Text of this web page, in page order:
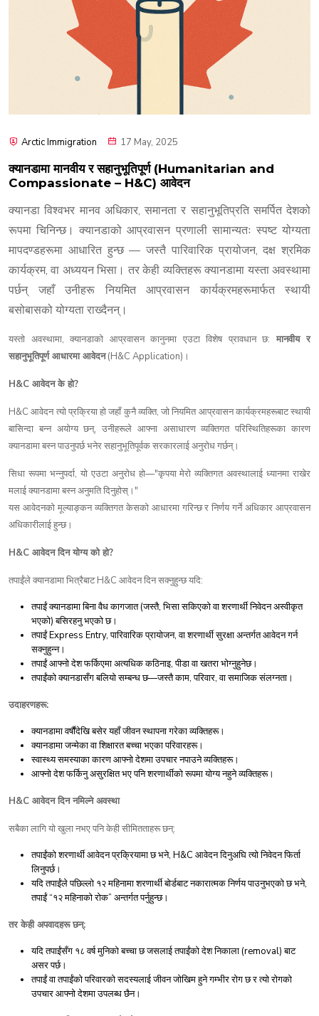
Arctic Immigration 17 May, 2025
क्यानडामा मानवीय र सहानुभूतिपूर्ण (Humanitarian and
Compassionate – H&C) आवेदन
क्यानडा विश्वभर मानव अधिकार, समानता र सहानुभूतिप्रति समर्पित देशको
रूपमा चिनिन्छ। क्यानडाको आप्रवासन प्रणाली सामान्यतः स्पष्ट योग्यता
मापदण्डहरूमा आधारित हुन्छ— जस्तै पारिवारिक प्रायोजन,दक्ष श्रमिक
कार्यक्रम,वा अध्ययन भिसा। तर केही व्यक्तिहरू क्यानडामा यस्ता अवस्थामा
पर्छन्
जहाँ उनीहरू नियमित आप्रवासन कार्यक्रमहरूमार्फत
स्थायी
बसोबासको योग्यता राख्दैनन्।
यस्तो अवस्थामा, क्यानडाको आप्रवासन कानुनमा एउटा विशेष प्रावधान छ: मानवीय
र
सहानुभूतिपूर्ण आधारमा आवेदन(H&C Application) ।
H&C आवेदन के हो?
H&Cआवेदन त्यो प्रक्रिया हो जहाँ कुनै व्यक्ति, जो नियमित आप्रवासन कार्यक्रमहरूबाट स्थायी
बासिन्दा बन्न अयोग्य छन्,उनीहरूले आफ्ना असाधारण व्यक्तिगत परिस्थितिहरूका कारण
क्यानडामा बस्न पाउनुपर्छ भनेर सहानुभूतिपूर्वक सरकारलाई अनुरोध गर्छन्।
सिधा रूपमा भन्नुपर्दा, यो एउटा अनुरोध हो—"कृपया मेरो व्यक्तिगत अवस्थालाई ध्यानमा राखेर
मलाई क्यानडामा बस्न अनुमति दिनुहोस्। "
यस आवेदनको मूल्याङ्कन व्यक्तिगत केसको आधारमा गरिन्छ र निर्णय गर्ने अधिकार आप्रवासन
अधिकारीलाई हुन्छ।
H&C आवेदन दिन योग्य को हो?
तपाईंले क्यानडामा भित्रैबाटH&C आवेदन दिन सक्नुहुन्छ यदि:
तपाईं क्यानडामा बिना वैध कागजात(जस्तै,भिसा सकिएको वा शरणार्थी निवेदन अस्वीकृत
भएको)बसिरहनु भएको छ।
तपाईंExpress Entry,पारिवारिक प्रायोजन,वा शरणार्थी सुरक्षा अन्तर्गत आवेदन गर्न
सक्नुहुन्न।
तपाईं आफ्नो देश फर्किएमा अत्यधिक कठिनाइ,पीडा वा खतरा भोग्नुहुनेछ।
तपाईंको क्यानडासँग बलियो सम्बन्ध छ—जस्तै काम,परिवार,वा समाजिक संलग्नता।
उदाहरणहरू:
क्यानडामा वर्षौंदेखि बसेर यहाँ जीवन स्थापना गरेका व्यक्तिहरू।
क्यानडामा जन्मेका वा शिक्षारत बच्चा भएका परिवारहरू।
स्वास्थ्य समस्याका कारण आफ्नो देशमा उपचार नपाउने व्यक्तिहरू।
आफ्नो देश फर्किनु असुरक्षित भए पनि शरणार्थीको रूपमा योग्य नहुने व्यक्तिहरू।
H&C आवेदन दिन नमिल्ने अवस्था
सबैका लागि यो खुला नभए पनि केही सीमितताहरू छन्:
तपाईंको शरणार्थी आवेदन प्रक्रियामा छ भने, H&C आवेदन दिनुअघि त्यो निवेदन फिर्ता
लिनुपर्छ।
यदि तपाईंले पछिल्लो १२ महिनामा शरणार्थी बोर्डबाट नकारात्मक निर्णय पाउनुभएको छ भने,
तपाईं“१२ महिनाको रोक” अन्तर्गत पर्नुहुन्छ।
तर केही अपवादहरू छन्:
यदि तपाईंसँग १८ वर्ष मुनिको बच्चा छ जसलाई तपाईंको देश निकाला (removal)बाट
असर पर्छ।
तपाईं वा तपाईंको परिवारको सदस्यलाई जीवन जोखिम हुने गम्भीर रोग छ र त्यो रोगको
उपचार आफ्नो देशमा उपलब्ध छैन।